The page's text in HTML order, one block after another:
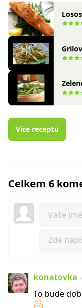
Více receptů
Celkem 6
konatovka
To bude